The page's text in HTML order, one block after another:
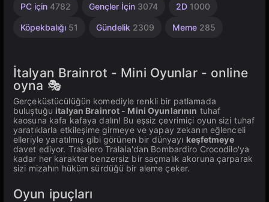
PC için 4782 Gençler İçin 3074 2D 1000
Köpekbalığı 51 Gündelik 2309 Meme 285
Rahatlatıcı
Sonsuz
Hız
WebGL
Masaüstü
1
4145
Helikopter
Yüksek
3570
Çocuklar
1480
Tarayıcı
Unity
3175
İtalyan
Rotası
İtalyan Brainrot - Mini Oyunlar - online
oyna 🎭
Gerçeküstücülüğün komediyle renkli bir patlamada
buluştuğu italyan Brainrot - Mini Oyunlarının tuhaf
kaosuna kafa kafaya dalın! Bu eşsiz çevrimiçi oyun sizi tuhaf
yaratıklarla etkileşime girmeye ve yapay zekanın eğlenceli
elleriyle yaratılmış gibi görünen bir dünyayı keşfetmeye
davet ediyor. Tralalero Tralala'dan Bombardiro Crocodilo'ya
kadar her karakter benzersiz bir saçmalık akoruna çarparak
sizi mizahın hüküm sürdüğü bir aleme çeker.
Oyun ipuçları